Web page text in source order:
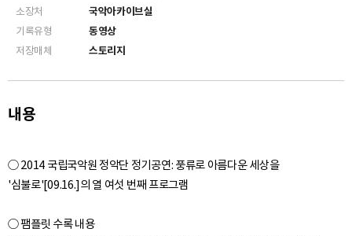
소장처
국악아카이브실
기록유형
동영상
저장매체
스토리지
내용
○ 2014 국립국악원 정악단 정기공연: 풍류로 아름다운 세상을
'심불로'[09.16.]의 열 여섯 번째 프로그램
○ 팸플릿 수록 내용